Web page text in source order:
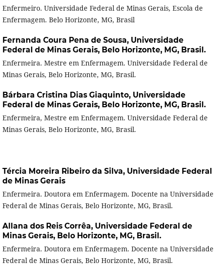
Enfermeiro. Universidade Federal de Minas Gerais, Escola de
Enfermagem. Belo Horizonte, MG, Brasil
Fernanda Coura Pena de Sousa, Universidade
Federal de Minas Gerais, Belo Horizonte, MG, Brasil.
Enfermeira. Mestre em Enfermagem. Universidade Federal de
Minas Gerais, Belo Horizonte, MG, Brasil.
Bárbara Cristina Dias Giaquinto, Universidade
Federal de Minas Gerais, Belo Horizonte, MG, Brasil.
Enfermeira, Mestre em Enfermagem. Universidade Federal de
Minas Gerais, Belo Horizonte, MG, Brasil.
Tércia Moreira Ribeiro da Silva, Universidade Federal
de Minas Gerais
Enfermeira. Doutora em Enfermagem. Docente na Universidade
Federal de Minas Gerais, Belo Horizonte, MG, Brasil.
Allana dos Reis Corrêa, Universidade Federal de
Minas Gerais, Belo Horizonte, MG, Brasil.
Enfermeira. Doutora em Enfermagem. Docente na Universidade
Federal de Minas Gerais, Belo Horizonte, MG, Brasil.